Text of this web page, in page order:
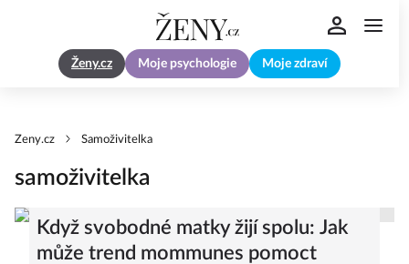
Ženy.cz Moje psychologie Moje zdraví
Zeny.cz Samoživitelka
samoživitelka
Když svobodné matky žijí spolu: Jak
může trend mommunes pomoct